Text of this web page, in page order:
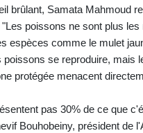
brûlant, Samata Mahmoud
poissons ne sont plus
espèces comme le mulet
se reproduire, mais
protégée menacent
pas 30% de ce que
Bouhobeiny, président de